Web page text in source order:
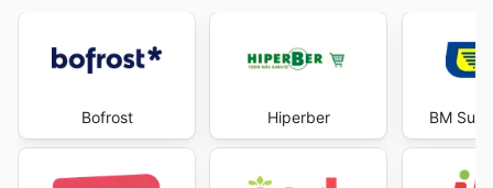
Bofrost Hiperber BM